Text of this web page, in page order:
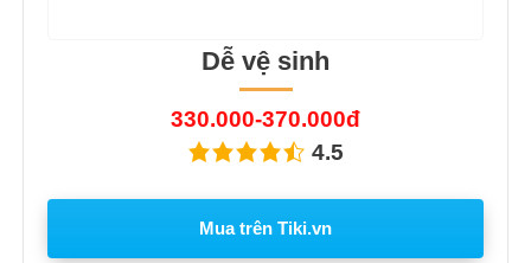
Dễ vệ sinh
330.000-370.000đ
4.5
Mua trên Tiki.vn